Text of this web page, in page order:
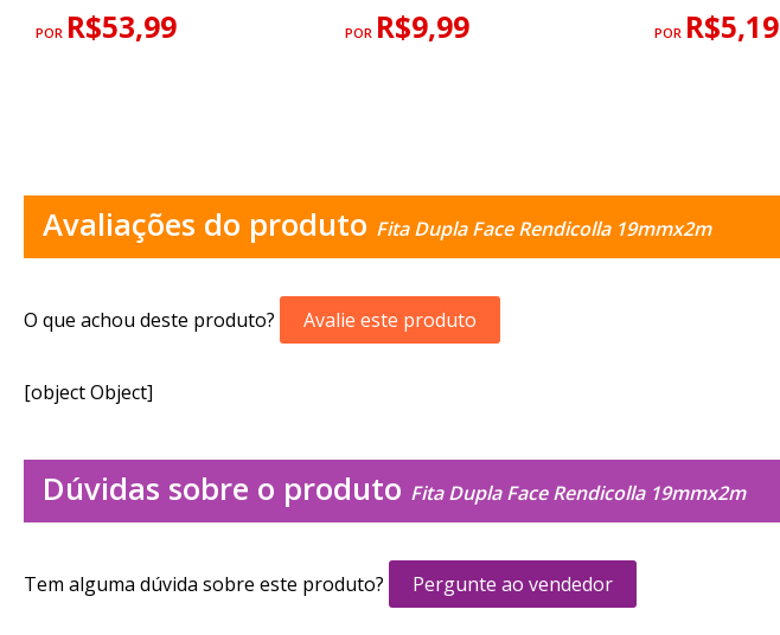
POR R$53,99 POR R$9,99 POR R$5,19
Avaliações do produto Fita Dupla Face Rendicolla 19mmx2m
O que achou deste produto? Avalie este produto
[object Object]
Dúvidas sobre o produto Fita Dupla Face Rendicolla 19mmx2m
Tem alguma dúvida sobre este produto? Pergunte ao vendedor